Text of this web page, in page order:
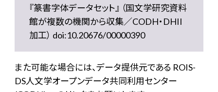
『篆書字体データセット』 （国文学研究資料
館が複数の機関から収集／CODH・DHII
加工） doi:10.20676/00000390
また可能な場合には、データ提供元である ROIS-
DS人文学オープンデータ共同利用センター